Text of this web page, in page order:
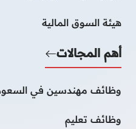
هيئة السوق المالية
أهم المجالات
وظائف مهندسين في
وظائف تعليم